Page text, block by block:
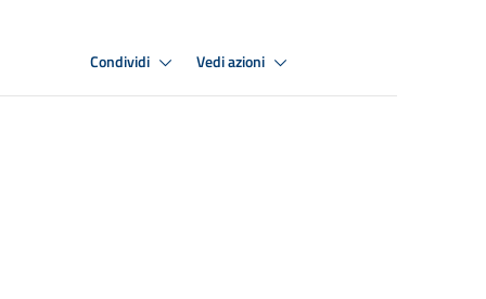
Condividi Vedi azioni